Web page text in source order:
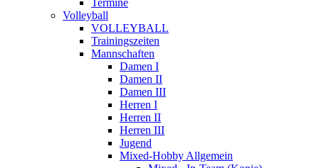
Termine
Volleyball
VOLLEYBALL
Trainingszeiten
Mannschaften
Damen I
Damen II
Damen III
Herren I
Herren II
Herren III
Jugend
Mixed-Hobby Allgemein